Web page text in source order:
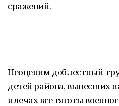
сражений.
Неоценим доблестный
детей района, вынесших
плечах все тяготы